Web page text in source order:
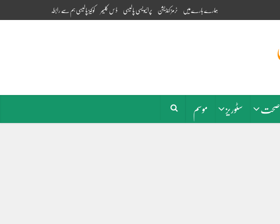
ہمارے بارے میں ٹرمز کنڈیشن پرائیویسی پالیسی ڈس کلیمر کوکیز پالیسیہم سے رابطہ
صحت سٹوریز موسم